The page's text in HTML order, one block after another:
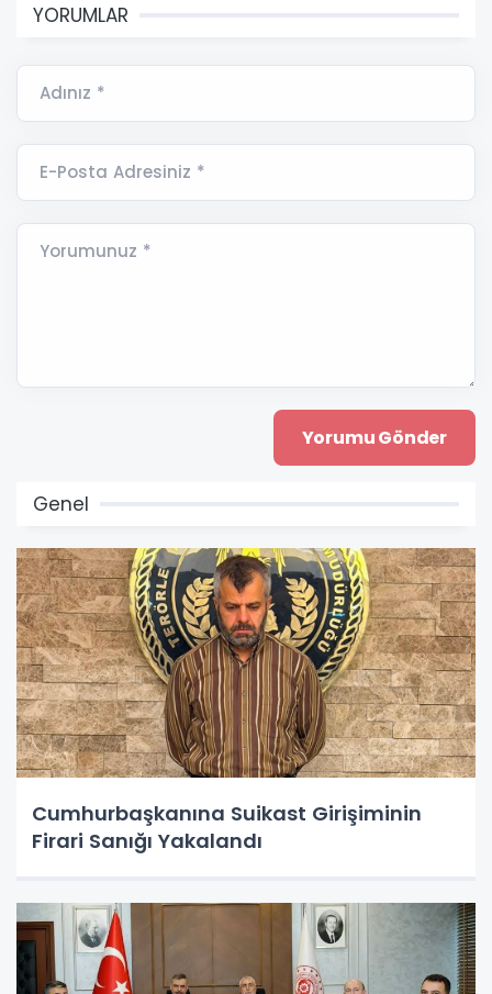
YORUMLAR
Adınız *
E-Posta Adresiniz *
Yorumunuz *
Genel
Cumhurbaşkanına Suikast Girişiminin
Firari Sanığı Yakalandı